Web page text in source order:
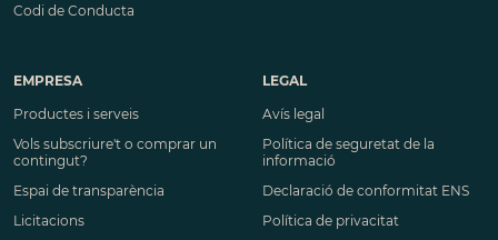
Codi de Conducta
EMPRESA
Productes i serveis
Vols subscriure't o comprar un
contingut?
Espai de transparència
Licitacions
LEGAL
Avís legal
Política de seguretat de la
informació
Declaració de conformitat ENS
Política de privacitat